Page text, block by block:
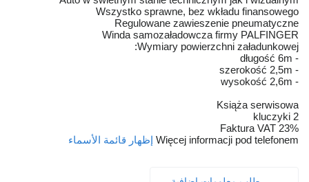
Wszystko sprawne, bez wkładu finansowego
Regulowane zawieszenie pneumatyczne
Winda samozaładowcza firmy PALFINGER
Wymiary powierzchni załadunkowej:
- długość 6m
- szerokość 2,5m
- wysokość 2,6m
Książa serwisowa
2 kluczyki
Faktura VAT 23%
Więcej informacji pod telefonem إظهار قائمة الأسماء